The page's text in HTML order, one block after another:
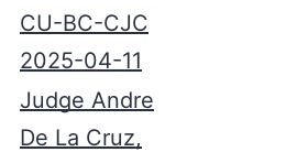
CU-BC-CJC
2025-04-11
Judge Andre
De La Cruz,